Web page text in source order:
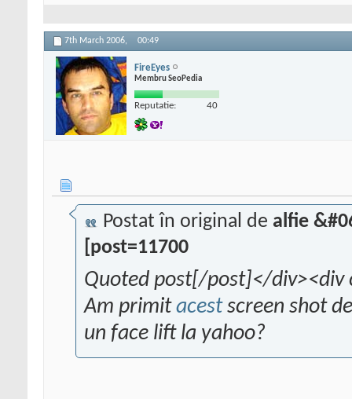
7th March 2006, 00:49
FireEyes
Membru SeoPedia
Reputatie: 40
Postat în original de alfie
[post=11700
Quoted post[/post]</div><div
Am primitacestscreen shot
un face lift la yahoo?